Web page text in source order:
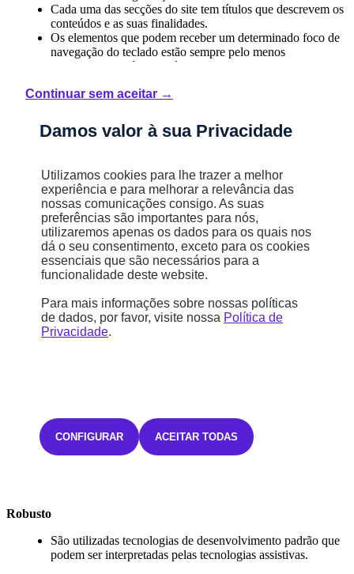
Cada uma das secções do site tem títulos que descrevem os
conteúdos e as suas finalidades.
Os elementos que podem receber um determinado foco de
navegação do teclado estão sempre pelo menos
parcialmente visíveis na área de visualização.
componentes que incluem texto ou imagens textuais, o
apresentado visualmente.
A área clicável dos elementos interativos é suficientemente
Compreensível
Os componentes da interface do utilizador, ao serem
ativados através do teclado ou tecnologias assistivas, não
geram mudanças inesperadas de contexto que possam
Os mecanismos de navegação estão posicionados de
maneira consistente em todo o fluxo do portal.
Os elementos repetidos da interface são definidos de
Quando um erro é identificado e sugestões para corrigi-lo
são apresentadas, essas sugestões são fornecidas ao
utilizador, salvo exceções previstas pela legislação.
Escrevemos conteúdos numa linguagem clara e simples.
Robusto
São utilizadas tecnologias de desenvolvimento padrão que
podem ser interpretadas pelas tecnologias assistivas.
Continuar sem aceitar →
Damos valor à sua Privacidade
Utilizamos cookies para lhe trazer a melhor
experiência e para melhorar a relevância das
nossas comunicações consigo. As suas
preferências são importantes para nós,
utilizaremos apenas os dados para os quais nos
dá o seu consentimento, exceto para os cookies
essenciais que são necessários para a
funcionalidade deste website.
Para mais informações sobre nossas políticas
de dados, por favor, visite nossa Política de
Privacidade.
CONFIGURAR ACEITAR TODAS